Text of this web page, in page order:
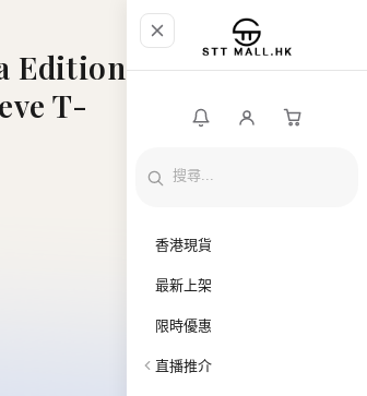
香港現貨
最新上架
限時優惠
直播推介
Edition
T-